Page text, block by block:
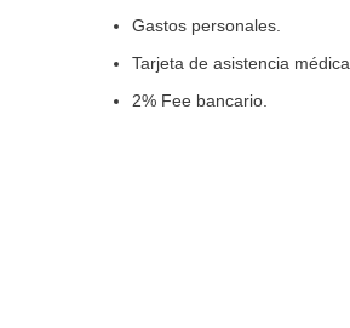
Gastos personales.
Tarjeta de asistencia médica.
2% Fee bancario.